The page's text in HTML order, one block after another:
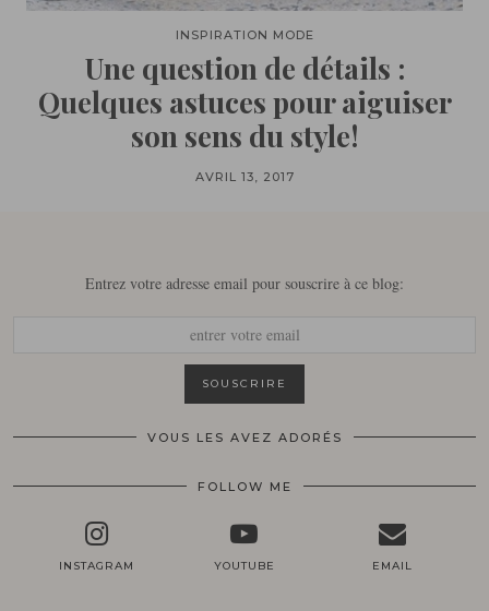
INSPIRATION MODE
Une question de détails :
Quelques astuces pour aiguiser
son sens du style!
AVRIL 13, 2017
Entrez votre adresse email pour souscrire à ce blog:
VOUS LES AVEZ ADORÉS
FOLLOW ME
INSTAGRAM YOUTUBE EMAIL